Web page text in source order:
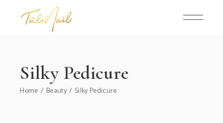
Silky Pedicure
Home Beauty Silky Pedicure